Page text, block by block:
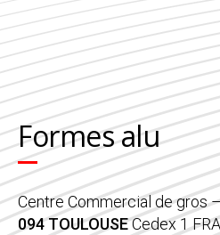
Formes alu
Centre Commercial de gros
094 TOULOUSECedex 1